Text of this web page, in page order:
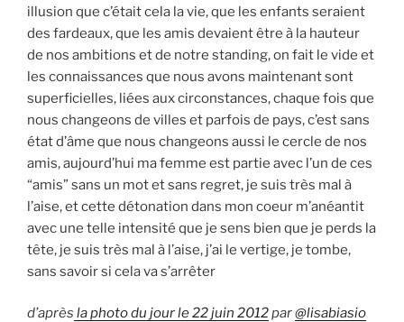
illusion que c’était cela la vie, que les enfants seraient
des fardeaux, que les amis devaient être à la hauteur
de nos ambitions et de notre standing, on fait le vide et
les connaissances que nous avons maintenant sont
superficielles, liées aux circonstances, chaque fois que
nous changeons de villes et parfois de pays, c’est sans
état d’âme que nous changeons aussi le cercle de nos
amis, aujourd’hui ma femme est partie avec l’un de ces
“amis” sans un mot et sans regret, je suis très mal à
l’aise, et cette détonation dans mon coeur m’anéantit
avec une telle intensité que je sens bien que je perds la
tête, je suis très mal à l’aise, j’ai le vertige, je tombe,
sans savoir si cela va s’arrêter
d’après la photo du jour le 22 juin 2012par@lisabiasio